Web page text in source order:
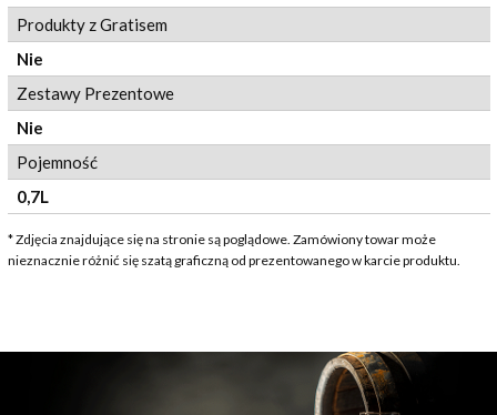
Produkty z Gratisem
Nie
Zestawy Prezentowe
Nie
Pojemność
0,7L
* Zdjęcia znajdujące się na stronie są poglądowe. Zamówiony towar może
nieznacznie różnić się szatą graficzną od prezentowanego w karcie produktu.